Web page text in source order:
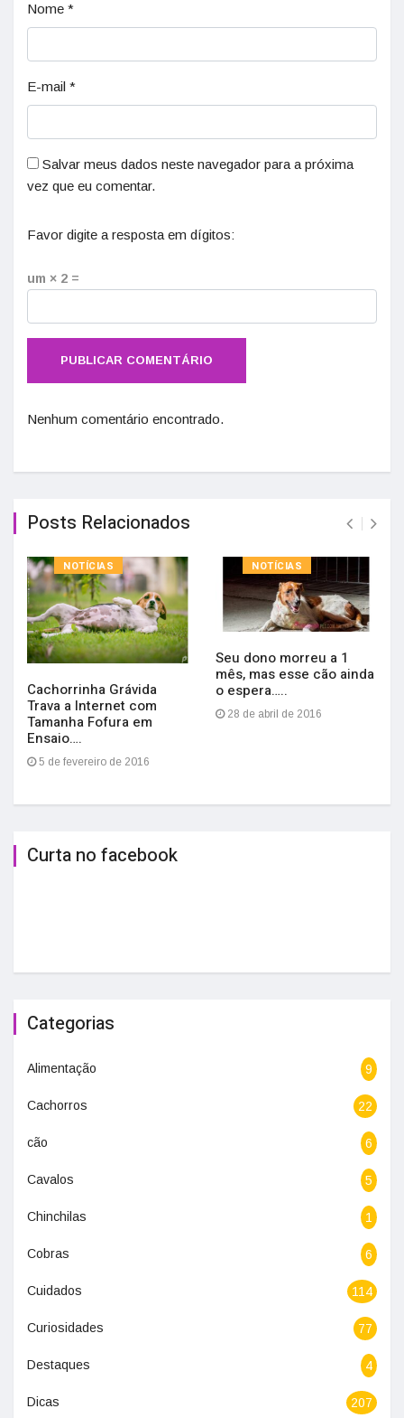
Nome *
E-mail *
Salvar meus dados neste navegador para a próxima
vez que eu comentar.
Favor digite a resposta em dígitos:
um × 2 =
Nenhum comentário encontrado.
Posts Relacionados
NOTÍCIAS
Cachorrinha Grávida
Trava a Internet com
Tamanha Fofura em
Ensaio….
5 de fevereiro de 2016
NOTÍCIAS
Seu dono morreu a 1
mês, mas esse cão ainda
o espera…..
28 de abril de 2016
Curta no facebook
Categorias
Alimentação 9
Cachorros 22
cão 6
Cavalos 5
Chinchilas 1
Cobras 6
Cuidados 114
Curiosidades 77
Destaques 4
Dicas 207